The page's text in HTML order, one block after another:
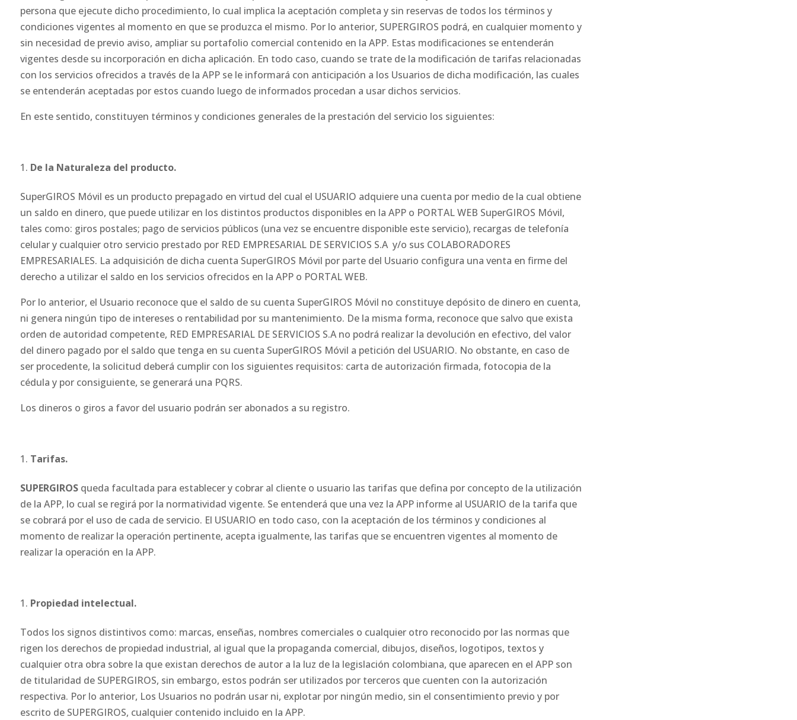
persona que ejecute dicho procedimiento, lo cual implica la aceptación completa y sin reservas de todos los términos y
condiciones vigentes al momento en que se produzca el mismo. Por lo anterior, SUPERGIROS podrá, en cualquier momento y
sin necesidad de previo aviso, ampliar su portafolio comercial contenido en la APP. Estas modificaciones se entenderán
vigentes desde su incorporación en dicha aplicación. En todo caso, cuando se trate de la modificación de tarifas relacionadas
con los servicios ofrecidos a través de la APP se le informará con anticipación a los Usuarios de dicha modificación, las cuales
se entenderán aceptadas por estos cuando luego de informados procedan a usar dichos servicios.
En este sentido, constituyen términos y condiciones generales de la prestación del servicio los siguientes:
De la Naturaleza del producto.
SuperGIROS Móvil es un producto prepagado en virtud del cual el USUARIO adquiere una cuenta por medio de la cual obtiene
un saldo en dinero, que puede utilizar en los distintos productos disponibles en la APP o PORTAL WEB SuperGIROS Móvil,
tales como: giros postales; pago de servicios públicos (una vez se encuentre disponible este servicio), recargas de telefonía
celular y cualquier otro servicio prestado por RED EMPRESARIAL DE SERVICIOS S.A y/o sus COLABORADORES
EMPRESARIALES. La adquisición de dicha cuenta SuperGIROS Móvil por parte del Usuario configura una venta en firme del
derecho a utilizar el saldo en los servicios ofrecidos en la APP o PORTAL WEB.
Por lo anterior, el Usuario reconoce que el saldo de su cuenta SuperGIROS Móvil no constituye depósito de dinero en cuenta,
ni genera ningún tipo de intereses o rentabilidad por su mantenimiento. De la misma forma, reconoce que salvo que exista
orden de autoridad competente, RED EMPRESARIAL DE SERVICIOS S.A no podrá realizar la devolución en efectivo, del valor
del dinero pagado por el saldo que tenga en su cuenta SuperGIROS Móvil a petición del USUARIO. No obstante, en caso de
ser procedente, la solicitud deberá cumplir con los siguientes requisitos: carta de autorización firmada, fotocopia de la
cédula y por consiguiente, se generará una PQRS.
Los dineros o giros a favor del usuario podrán ser abonados a su registro.
Tarifas.
SUPERGIROSqueda facultada para establecer y cobrar al cliente o usuario las tarifas que defina por concepto de la utilización
de la APP, lo cual se regirá por la normatividad vigente. Se entenderá que una vez la APP informe al USUARIO de la tarifa que
se cobrará por el uso de cada de servicio. El USUARIO en todo caso, con la aceptación de los términos y condiciones al
momento de realizar la operación pertinente, acepta igualmente, las tarifas que se encuentren vigentes al momento de
realizar la operación en la APP.
Propiedad intelectual.
Todos los signos distintivos como: marcas, enseñas, nombres comerciales o cualquier otro reconocido por las normas que
rigen los derechos de propiedad industrial, al igual que la propaganda comercial, dibujos, diseños, logotipos, textos y
cualquier otra obra sobre la que existan derechos de autor a la luz de la legislación colombiana, que aparecen en el APP son
de titularidad de SUPERGIROS, sin embargo, estos podrán ser utilizados por terceros que cuenten con la autorización
respectiva. Por lo anterior, Los Usuarios no podrán usar ni, explotar por ningún medio, sin el consentimiento previo y por
escrito de SUPERGIROS, cualquier contenido incluido en la APP.